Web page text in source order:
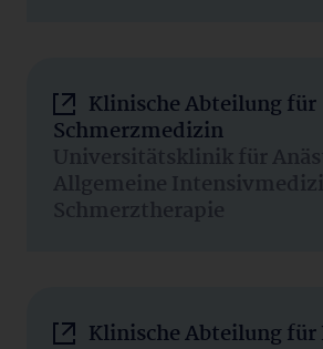
Klinische Abteilung für
Schmerzmedizin
Universitätsklinik für
Allgemeine
Schmerztherapie
Klinische Abteilung